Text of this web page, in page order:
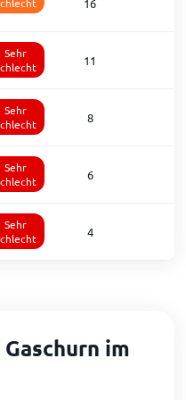
Sehr
11
Sehr
8
Sehr
6
Sehr
4
im